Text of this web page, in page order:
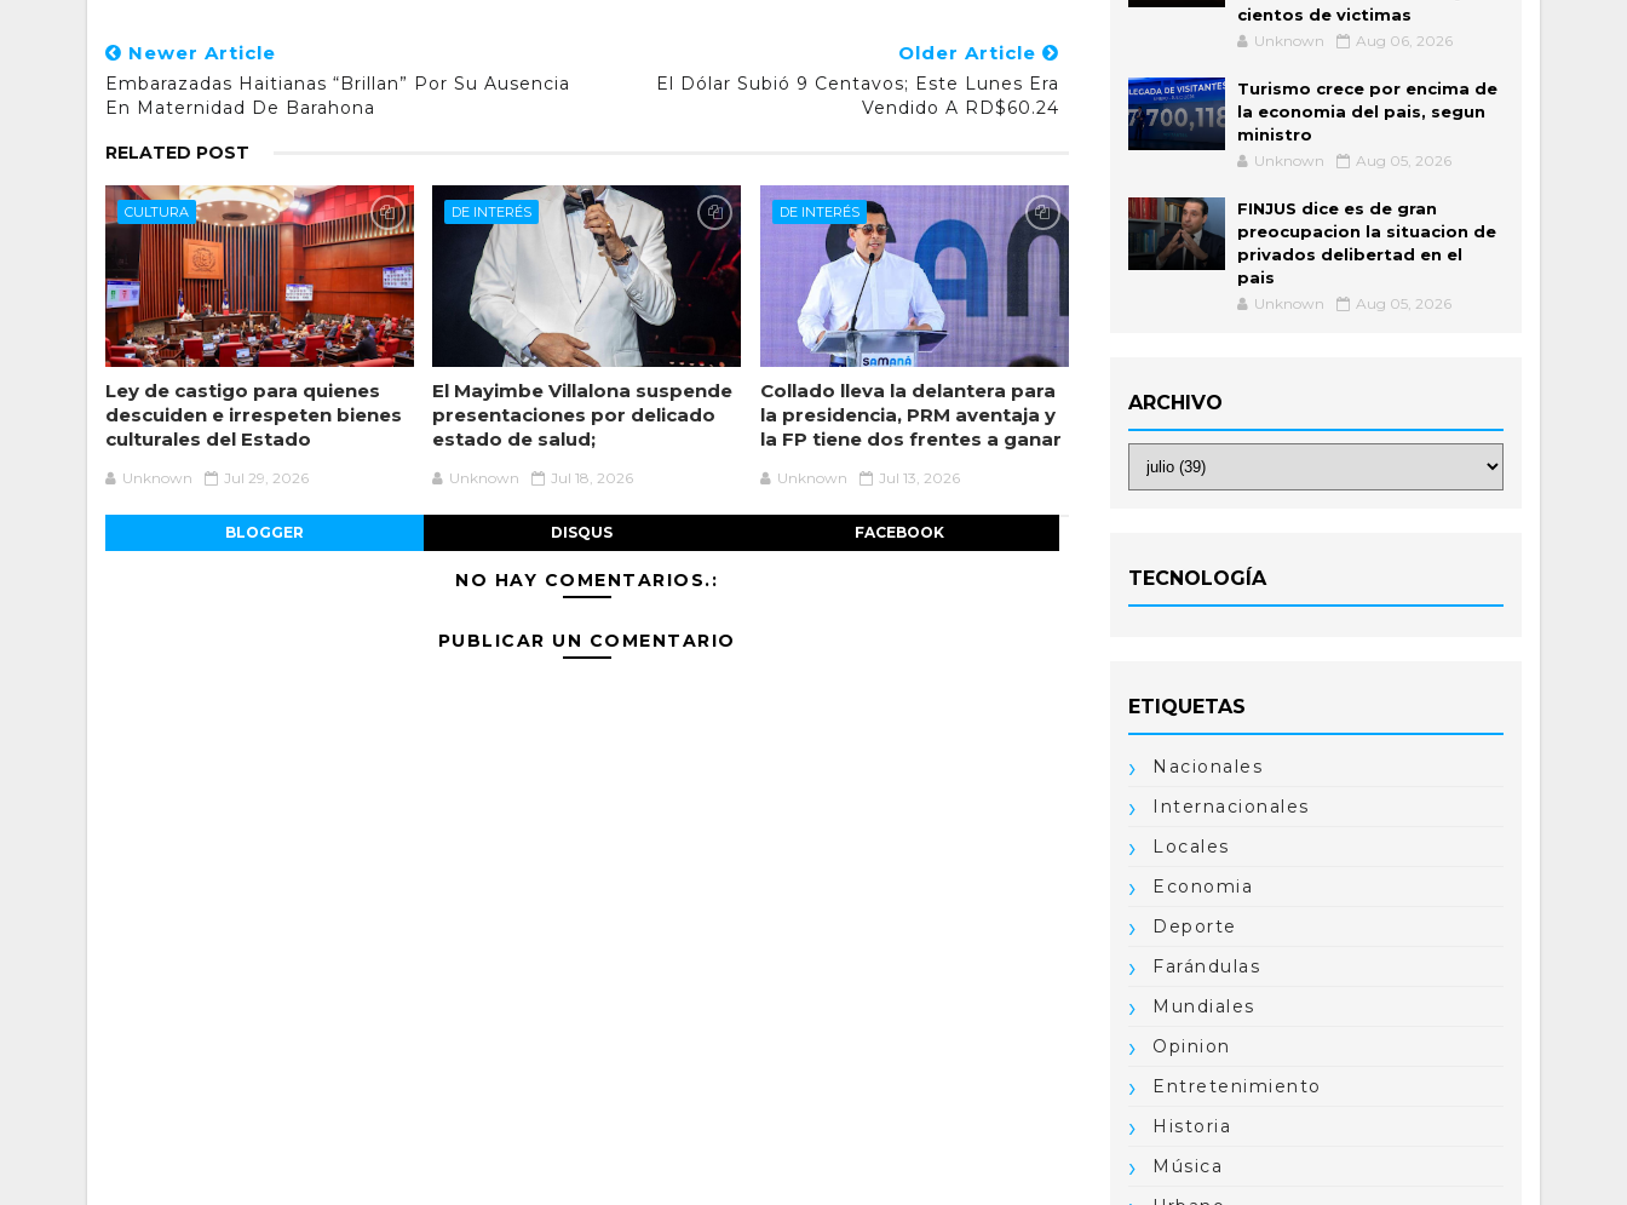
Newer Article
Embarazadas Haitianas “brillan” Por Su Ausencia
En Maternidad De Barahona
Older Article
El Dólar Subió 9 Centavos; Este Lunes Era
Vendido A RD$60.24
RELATED POST
CULTURA
Ley de castigo para quienes
descuiden e irrespeten bienes
culturales del Estado
Unknown Jul 29, 2026
DE INTERÉS
El Mayimbe Villalona suspende
presentaciones por delicado
estado de salud;
Unknown Jul 18, 2026
DE INTERÉS
Collado lleva la delantera para
la presidencia, PRM aventaja y
la FP tiene dos frentes a ganar
Unknown Jul 13, 2026
BLOGGER DISQUS FACEBOOK
NO HAY COMENTARIOS.:
PUBLICAR UN COMENTARIO
cientos de victimas
Unknown Aug 06, 2026
Turismo crece por encima de
la economia del pais, segun
ministro
Unknown Aug 05, 2026
FINJUS dice es de gran
preocupacion la situacion de
privados delibertad en el
pais
Unknown Aug 05, 2026
ARCHIVO
TECNOLOGÍA
ETIQUETAS
Nacionales
Internacionales
Locales
Economia
Deporte
Farándulas
Mundiales
Opinion
Entretenimiento
Historia
Música